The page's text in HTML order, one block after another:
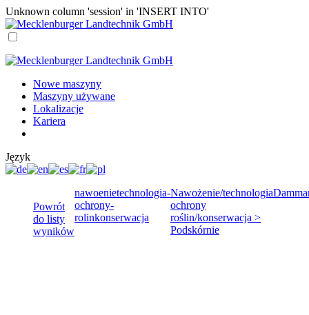
Unknown column 'session' in 'INSERT INTO'
Nowe maszyny
Maszyny używane
Lokalizacje
Kariera
Język
Powrót
do listy
wyników
nawoenietechnologia-
ochrony-
rolinkonserwacja
Nawożenie/technologia
ochrony
roślin/konserwacja >
Podskórnie